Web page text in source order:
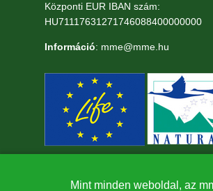
Központi EUR IBAN szám:
HU71117631271746088400000000
Információ: mme@mme.hu
Mint minden weboldal, az